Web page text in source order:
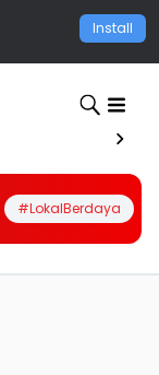
Install
#LokalBerdaya